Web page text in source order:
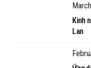
Kinh
Lan